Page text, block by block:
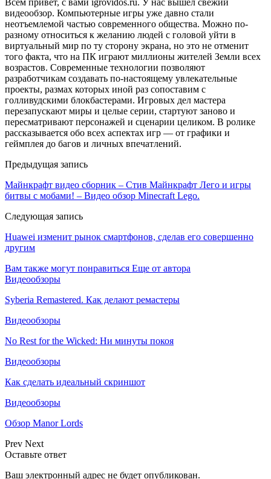
видеообзор. Компьютерные игры уже давно стали
неотъемлемой частью современного общества. Можно по-
разному относиться к желанию людей с головой уйти в
виртуальный мир по ту сторону экрана, но это не отменит
того факта, что на ПК играют миллионы жителей Земли всех
возрастов. Современные технологии позволяют
разработчикам создавать по-настоящему увлекательные
проекты, размах которых иной раз сопоставим с
голливудскими блокбастерами. Игровых дел мастера
перезапускают миры и целые серии, стартуют заново и
пересматривают персонажей и сценарии целиком. В ролике
рассказывается обо всех аспектах игр — от графики и
геймплея до багов и личных впечатлений.
Предыдущая запись
Майнкрафт видео сборник – Стив Майнкрафт Лего и игры
битвы с мобами! – Видео обзор Minecraft Lego.
Следующая запись
Huawei изменит рынок смартфонов, сделав его совершенно
другим
Вам также могут понравиться Еще от автора
Видеообзоры
Syberia Remastered. Как делают ремастеры
Видеообзоры
No Rest for the Wicked: Ни минуты покоя
Видеообзоры
Как сделать идеальный скриншот
Видеообзоры
Обзор Manor Lords
Prev Next
Оставьте ответ
Ваш электронный адрес не будет опубликован.